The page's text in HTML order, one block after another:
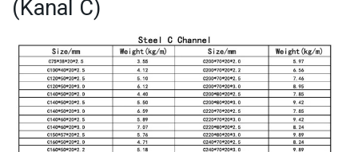
(Kanal C)